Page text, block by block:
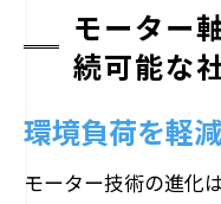
モーター
続可能な
環境負荷を軽
モーター技術の進化